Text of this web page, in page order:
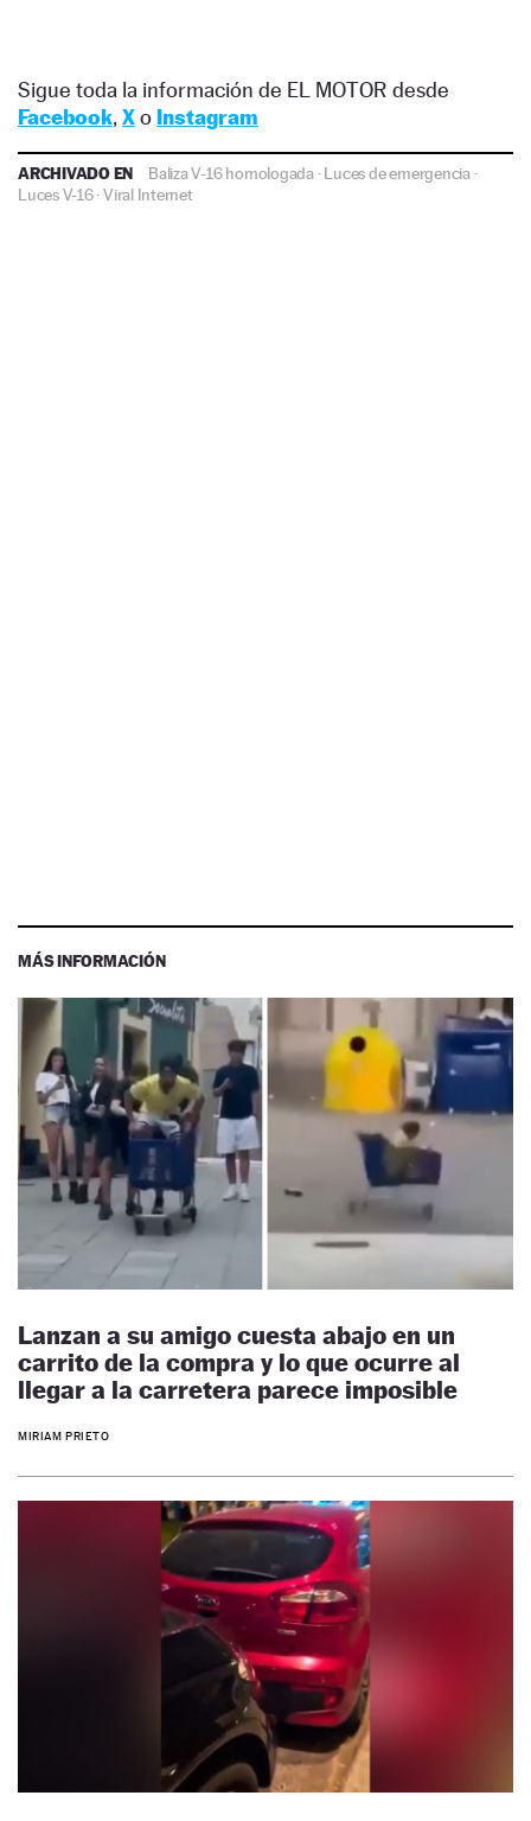
Sigue toda la información de EL MOTOR desde
Facebook, Xo Instagram
ARCHIVADO EN Baliza V-16 homologada·Luces de emergencia·
Luces V-16·Viral Internet
MÁS INFORMACIÓN
Lanzan a su amigo cuesta abajo en un
carrito de la compra y lo que ocurre al
llegar a la carretera parece imposible
MIRIAM PRIETO